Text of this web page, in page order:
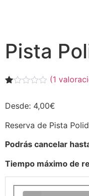
Pista
1.00
5
en
a
de
cliente
(1
Desde: 4,00€
Reserva de Pista
Podrás cancelar
Tiempo máximo de